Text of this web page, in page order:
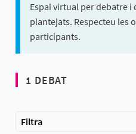
Espai virtual per debatre i
plantejats. Respecteu les
participants.
1 DEBAT
Filtra